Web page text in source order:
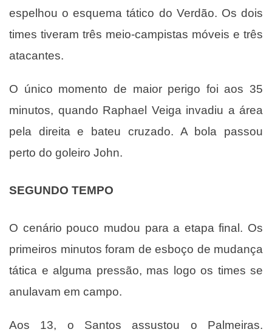
espelhou o esquema tático do Verdão. Os dois
times tiveram três meio-campistas móveis e três
atacantes.
O único momento de maior perigo foi aos 35
minutos, quando Raphael Veiga invadiu a área
pela direita e bateu cruzado. A bola passou
perto do goleiro John.
SEGUNDO TEMPO
O cenário pouco mudou para a etapa final. Os
primeiros minutos foram de esboço de mudança
tática e alguma pressão, mas logo os times se
anulavam em campo.
Aos 13, o Santos assustou o Palmeiras.